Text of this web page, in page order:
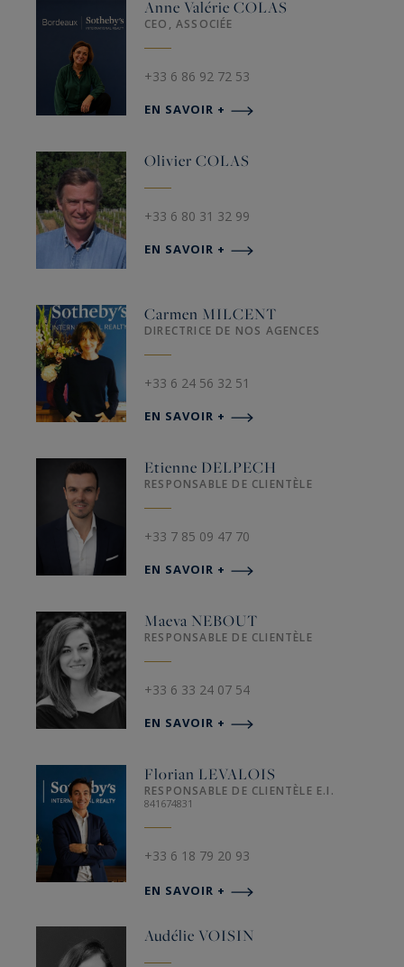
Anne Valérie COLAS
CEO, ASSOCIÉE
+33 6 86 92 72 53
EN SAVOIR +
Olivier COLAS
+33 6 80 31 32 99
EN SAVOIR +
Carmen MILCENT
DIRECTRICE DE NOS AGENCES
+33 6 24 56 32 51
EN SAVOIR +
Etienne DELPECH
RESPONSABLE DE CLIENTÈLE
+33 7 85 09 47 70
EN SAVOIR +
Maeva NEBOUT
RESPONSABLE DE CLIENTÈLE
+33 6 33 24 07 54
EN SAVOIR +
Florian LEVALOIS
RESPONSABLE DE CLIENTÈLE E.I.
841674831
+33 6 18 79 20 93
EN SAVOIR +
Audélie VOISIN